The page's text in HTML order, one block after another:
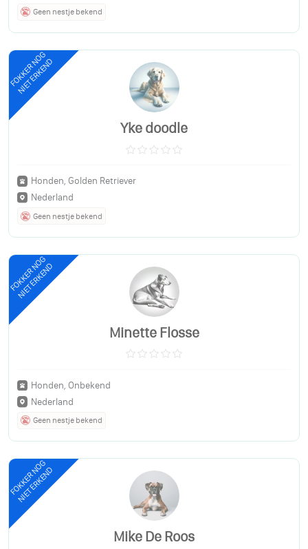
Geen nestje bekend
FOKKER NOG
NIET ERKEND
Yke doodle
Honden, Golden Retriever
Nederland
Geen nestje bekend
FOKKER NOG
NIET ERKEND
Minette Flosse
Honden, Onbekend
Nederland
Geen nestje bekend
FOKKER NOG
NIET ERKEND
Mike De Roos